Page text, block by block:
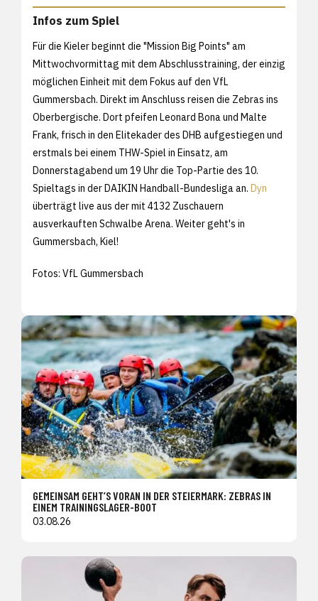
Infos zum Spiel
Für die Kieler beginnt die "Mission Big Points" am
Mittwochvormittag mit dem Abschlusstraining, der einzig
möglichen Einheit mit dem Fokus auf den VfL
Gummersbach. Direkt im Anschluss reisen die Zebras ins
Oberbergische. Dort pfeifen Leonard Bona und Malte
Frank, frisch in den Elitekader des DHB aufgestiegen und
erstmals bei einem THW-Spiel in Einsatz, am
Donnerstagabend um 19 Uhr die Top-Partie des 10.
Spieltags in der DAIKIN Handball-Bundesliga an. Dyn
überträgt live aus der mit 4132 Zuschauern
ausverkauften Schwalbe Arena. Weiter geht's in
Gummersbach, Kiel!
Fotos: VfL Gummersbach
GEMEINSAM GEHT’S VORAN IN DER STEIERMARK: ZEBRAS IN
EINEM TRAININGSLAGER-BOOT
03.08.26